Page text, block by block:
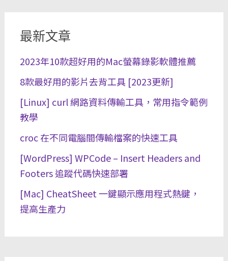
最新文章
2023年10款超好用的Mac螢幕錄影軟體推薦
8款最好用的影片去背工具 [2023更新]
[Linux] curl 網路資料傳輸工具，常用指令範例
教學
croc 在不同電腦間傳輸檔案的快速工具
[WordPress] WPCode – Insert Headers and
Footers 追蹤代碼快速部署
[Mac] CheatSheet 一鍵顯示應用程式熱鍵，
提高生產力